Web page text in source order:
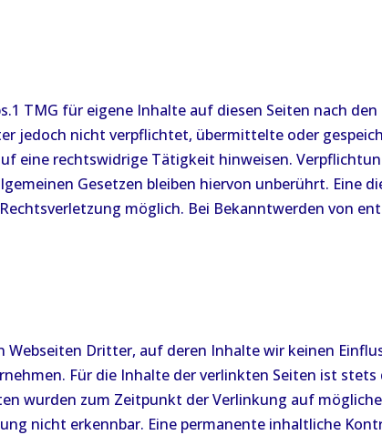
TMG für eigene Inhalte auf diesen Seiten nach
jedoch nicht verpflichtet, übermittelte oder
eine rechtswidrige Tätigkeit hinweisen.
Gesetzen bleiben hiervon unberührt. Eine
möglich. Bei Bekanntwerden von
Dritter, auf deren Inhalte wir keinen
Für die Inhalte der verlinkten Seiten ist
wurden zum Zeitpunkt der Verlinkung auf
nicht erkennbar. Eine permanente inhaltliche